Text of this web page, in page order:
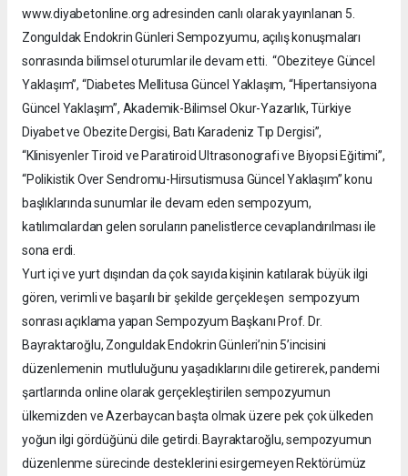
www.diyabetonline.org adresinden canlı olarak yayınlanan 5.
Zonguldak Endokrin Günleri Sempozyumu, açılış konuşmaları
sonrasında bilimsel oturumlar ile devam etti. “Obeziteye Güncel
Yaklaşım”, “Diabetes Mellitusa Güncel Yaklaşım, “Hipertansiyona
Güncel Yaklaşım”, Akademik-Bilimsel Okur-Yazarlık, Türkiye
Diyabet ve Obezite Dergisi, Batı Karadeniz Tıp Dergisi”,
“Klinisyenler Tiroid ve Paratiroid Ultrasonografi ve Biyopsi Eğitimi”,
“Polikistik Over Sendromu-Hirsutismusa Güncel Yaklaşım” konu
başlıklarında sunumlar ile devam eden sempozyum,
katılımcılardan gelen soruların panelistlerce cevaplandırılması ile
sona erdi.
Yurt içi ve yurt dışından da çok sayıda kişinin katılarak büyük ilgi
gören, verimli ve başarılı bir şekilde gerçekleşen sempozyum
sonrası açıklama yapan Sempozyum Başkanı Prof. Dr.
Bayraktaroğlu, Zonguldak Endokrin Günleri’nin 5’incisini
düzenlemenin mutluluğunu yaşadıklarını dile getirerek, pandemi
şartlarında online olarak gerçekleştirilen sempozyumun
ülkemizden ve Azerbaycan başta olmak üzere pek çok ülkeden
yoğun ilgi gördüğünü dile getirdi. Bayraktaroğlu, sempozyumun
düzenlenme sürecinde desteklerini esirgemeyen Rektörümüz